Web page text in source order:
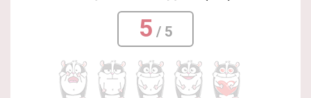
5 / 5